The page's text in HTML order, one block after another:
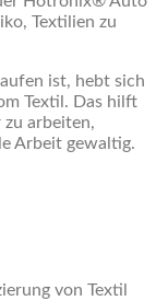
Textilien zu
ist, hebt sich
Textil. Das hilft
arbeiten,
Arbeit gewaltig.
von Textil